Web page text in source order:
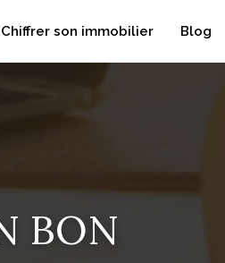
Chiffrer son immobilier Blog
BON